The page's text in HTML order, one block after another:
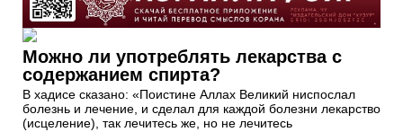
Можно ли употреблять лекарства с
содержанием спирта?
В хадисе сказано: «Поистине Аллах Великий ниспослал
болезнь и лечение, и сделал для каждой болезни лекарство
(исцеление), так лечитесь же, но не лечитесь